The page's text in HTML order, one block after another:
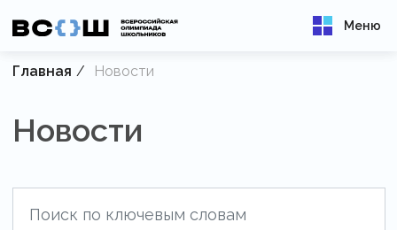
Меню
Главная Новости
Новости